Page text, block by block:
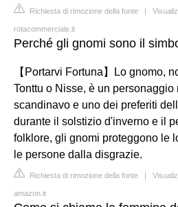
Richiesta di rimozione della fonte |
rotacommerciale.it
Perché gli gnomi sono il
【Portarvi Fortuna】Lo gnomo,
Tonttu o Nisse, è un
scandinavo e uno dei preferiti
durante il solstizio d'inverno e il
folklore, gli gnomi proteggono le
le persone dalla disgrazie.
Richiesta di rimozione della fonte |
amazon.it